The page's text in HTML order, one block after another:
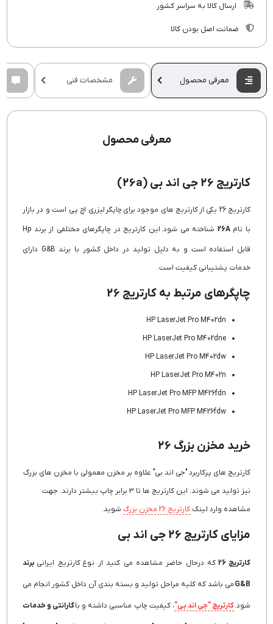
ارسال کالا به سراسر کشور
ضمانت اصل بودن کالا
معرفی محصول مشخصات فنی
معرفی محصول
کارتریج 26 جی اند بی (26a)
کارتریج 26 یکی از کارتریج های موجود برای چاپگر لیزری اچ پی است و در بازار
با نام26A شناخته می شود. این کارتریج در چاپگرهای مختلفی از برند Hp
قابل استفاده است و به دلیل تولید در داخل کشور با برند G&B دارای
خدمات پشتیبانی کیفیت است.
چاپگرهای مرتبط به کارتریج 26
HP LaserJet Pro M402dn
HP LaserJet Pro M402dne
HP LaserJet Pro M402dw
HP LaserJet Pro M402n
HP LaserJet Pro MFP M426fdn
HP LaserJet Pro MFP M426fdw
خرید مخزن بزرگ 26
کارتریج های پرکاربرد "جی اند بی" علاوه بر مخزن معمولی با مخزن های بزرگ
نیز تولید می شوند. این کارتریج ها تا 3 برابر چاپ بیشتر دارند. جهت
مشاهده وارد لینک کارتریج 26 مخزن بزرگ شوید.
مزایای کارتریج 26 جی اند بی
کارتریج 26 که درحال حاضر مشاهده می کنید از نوع کارتریج ایرانی برند
G&Bمی باشد که کلیه مراحل تولید و بسته بندی آن داخل کشور انجام می
شود.کارتریج "جی اند بی"، کیفیت چاپ مناسبی داشته و باگارانتی و خدمات